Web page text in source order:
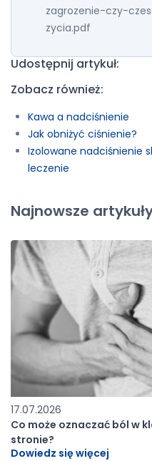
zagrozenie-czy-
zycia.pdf
Udostępnij artykuł:
Zobacz również:
Kawa a nadciśnienie
Jak obniżyć ciśnienie?
Izolowane nadciśnienie
leczenie
Najnowsze
17.07.2026
Co może oznaczać ból w
stronie?
Dowiedz się więcej